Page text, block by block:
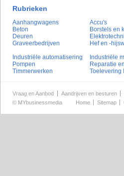
Rubrieken
Aanhangwagens Accu's
Beton
Borstels en
Deuren
Graveerbedrijven
Hef en -
Industriële automatisering
Industriële
Pompen
Reparatie
Timmerwerken
Toelevering
Vraag en Aanbod Aandrijven en besturen
© MYbusinessmedia Home Sitemap